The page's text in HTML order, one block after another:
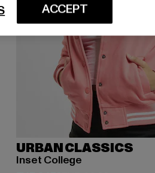
URBAN CLASSICS
Inset College
ACCEPT